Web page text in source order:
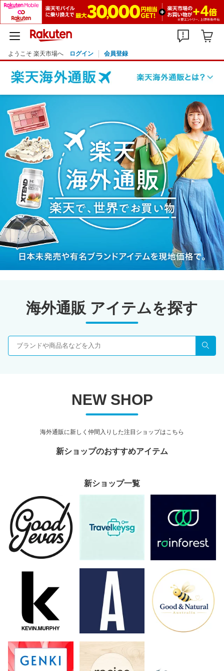
ようこそ 楽天市場へ ログイン 会員登録
海外通販 アイテムを探す
検索
NEW SHOP
海外通販に新しく仲間入りした注目ショップはこちら
新ショップのおすすめアイテム
新ショップ一覧